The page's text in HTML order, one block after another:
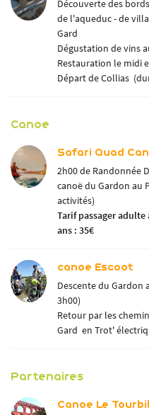
Découverte des
de l'aqueduc - de
Gard
Dégustation de vins
Restauration le midi
Départ de Collias
Canoe
Safari Quad
2h00 de Randonnée
canoë du Gardon au
activités)
Tarif passager adulte
ans : 35€
canoe Escoot
Descente du Gardon
3h00)
Retour par les
Gard en Trot'
Partenaires
Canoe Le